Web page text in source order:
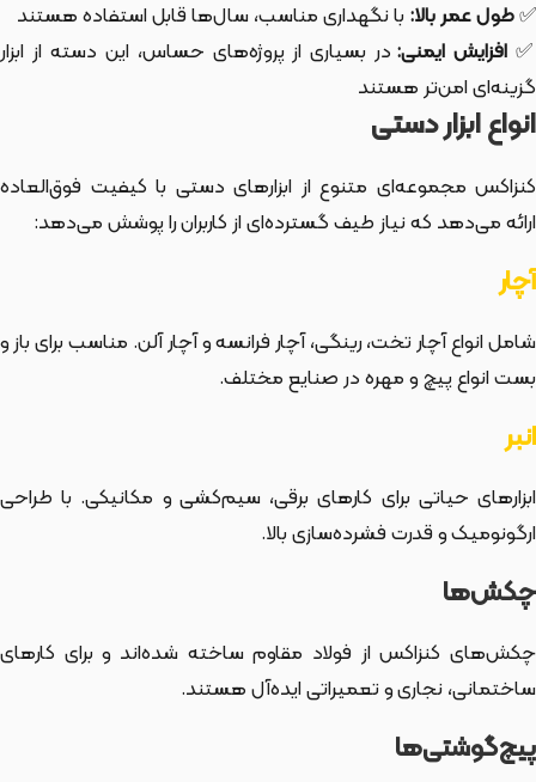
✅طول عمر بالا: با نگهداری مناسب، سال‌ها قابل استفاده هستند
✅ افزایش ایمنی: در بسیاری از پروژه‌های حساس، این دسته از ابزار
گزینه‌ای امن‌تر هستند
انواع ابزار دستی
کنزاکس مجموعه‌ای متنوع از ابزارهای دستی با کیفیت فوق‌العاده
ارائه می‌دهد که نیاز طیف گسترده‌ای از کاربران را پوشش می‌دهد:
آچار
شامل انواع آچار تخت، رینگی، آچار فرانسه و آچار آلن. مناسب برای باز و
بست انواع پیچ و مهره در صنایع مختلف.
انبر
ابزارهای حیاتی برای کارهای برقی، سیم‌کشی و مکانیکی. با طراحی
ارگونومیک و قدرت فشرده‌سازی بالا.
چکش‌ها
چکش‌های کنزاکس از فولاد مقاوم ساخته شده‌اند و برای کارهای
ساختمانی، نجاری و تعمیراتی ایده‌آل هستند.
پیچ‌گوشتی‌ها